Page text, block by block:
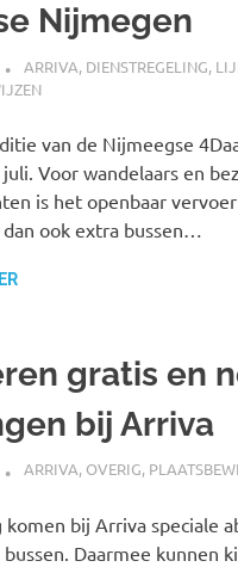
Nijmegen
SPOORZOEKER
ARRIVA, DIENSTREGELING,
van de Nijmeegse
Voor wandelaars en
is het openbaar
ook extra bussen…
gratis en
bij Arriva
SPOORZOEKER
ARRIVA, OVERIG,
komen bij Arriva speciale
Daarmee kunnen